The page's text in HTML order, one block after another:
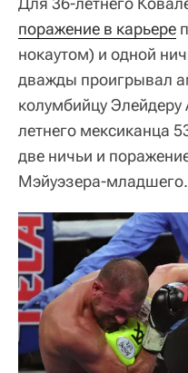
поражение в карьере
нокаутом) и одной
дважды проигрывал
колумбийцу Элейдеру
летнего мексиканца
две ничьи и
Мэйуэзера-младшего.